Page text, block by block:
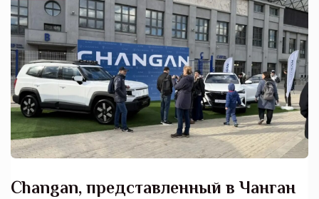
Changan, представленный в Чанган